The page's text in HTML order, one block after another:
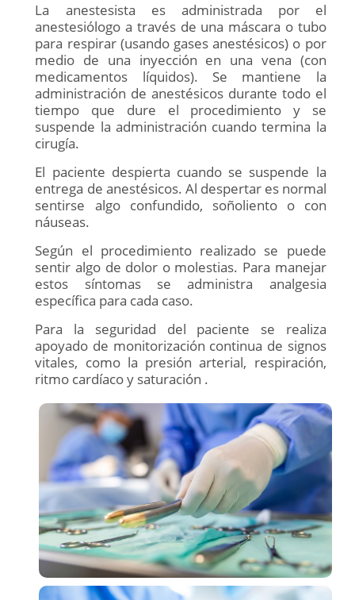
La anestesista es administrada por el
anestesiólogo a través de una máscara o tubo
para respirar (usando gases anestésicos) o por
medio de una inyección en una vena (con
medicamentos líquidos). Se mantiene la
administración de anestésicos durante todo el
tiempo que dure el procedimiento y se
suspende la administración cuando termina la
cirugía.
El paciente despierta cuando se suspende la
entrega de anestésicos. Al despertar es normal
sentirse algo confundido, soñoliento o con
náuseas.
Según el procedimiento realizado se puede
sentir algo de dolor o molestias. Para manejar
estos síntomas se administra analgesia
específica para cada caso.
Para la seguridad del paciente se realiza
apoyado de monitorización continua de signos
vitales, como la presión arterial, respiración,
ritmo cardíaco y saturación .